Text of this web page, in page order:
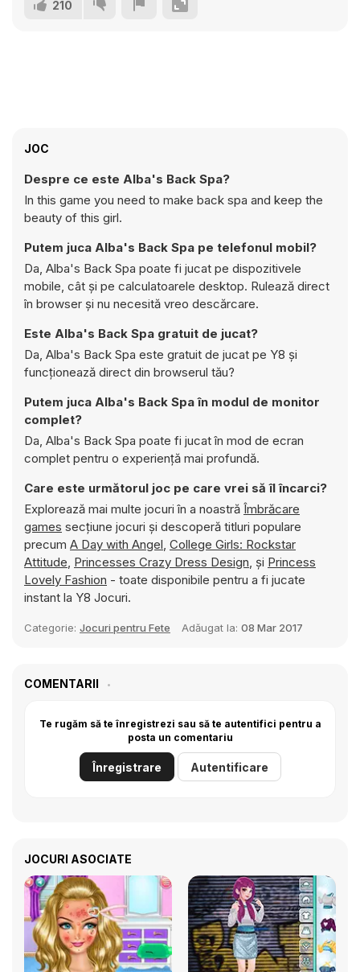
210
JOC
Despre ce este Alba's Back Spa?
In this game you need to make back spa and keep the
beauty of this girl.
Putem juca Alba's Back Spa pe telefonul mobil?
Da, Alba's Back Spa poate fi jucat pe dispozitivele
mobile, cât și pe calculatoarele desktop. Rulează direct
în browser și nu necesită vreo descărcare.
Este Alba's Back Spa gratuit de jucat?
Da, Alba's Back Spa este gratuit de jucat pe Y8 și
funcționează direct din browserul tău?
Putem juca Alba's Back Spa în modul de monitor
complet?
Da, Alba's Back Spa poate fi jucat în mod de ecran
complet pentru o experiență mai profundă.
Care este următorul joc pe care vrei să îl încarci?
Explorează mai multe jocuri în a noastră Îmbrăcare
games secțiune jocuri și descoperă titluri populare
precum A Day with Angel, College Girls: Rockstar
Attitude, Princesses Crazy Dress Design, și Princess
Lovely Fashion - toate disponibile pentru a fi jucate
instant la Y8 Jocuri.
Categorie: Jocuri pentru Fete Adăugat la: 08 Mar 2017
COMENTARII
Te rugăm să te înregistrezi sau să te autentifici pentru a
posta un comentariu
Înregistrare Autentificare
JOCURI ASOCIATE